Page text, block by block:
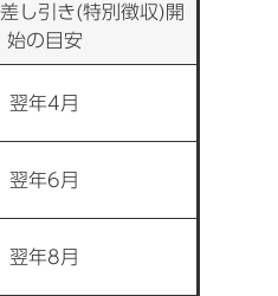
し引き(特別徴収)開
始の目安
翌年4月
翌年6月
翌年8月